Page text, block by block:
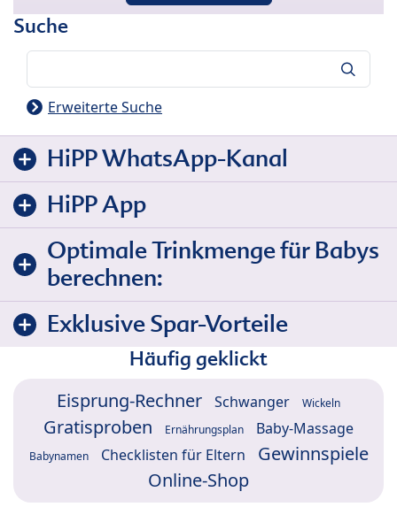
Suche
Erweiterte Suche
HiPP WhatsApp-Kanal
HiPP App
Optimale Trinkmenge für Babys
berechnen:
Exklusive Spar-Vorteile
Häufig geklickt
Eisprung-Rechner Schwanger Wickeln
Gratisproben Ernährungsplan Baby-Massage
Babynamen Checklisten für Eltern
Gewinnspiele
Online-Shop